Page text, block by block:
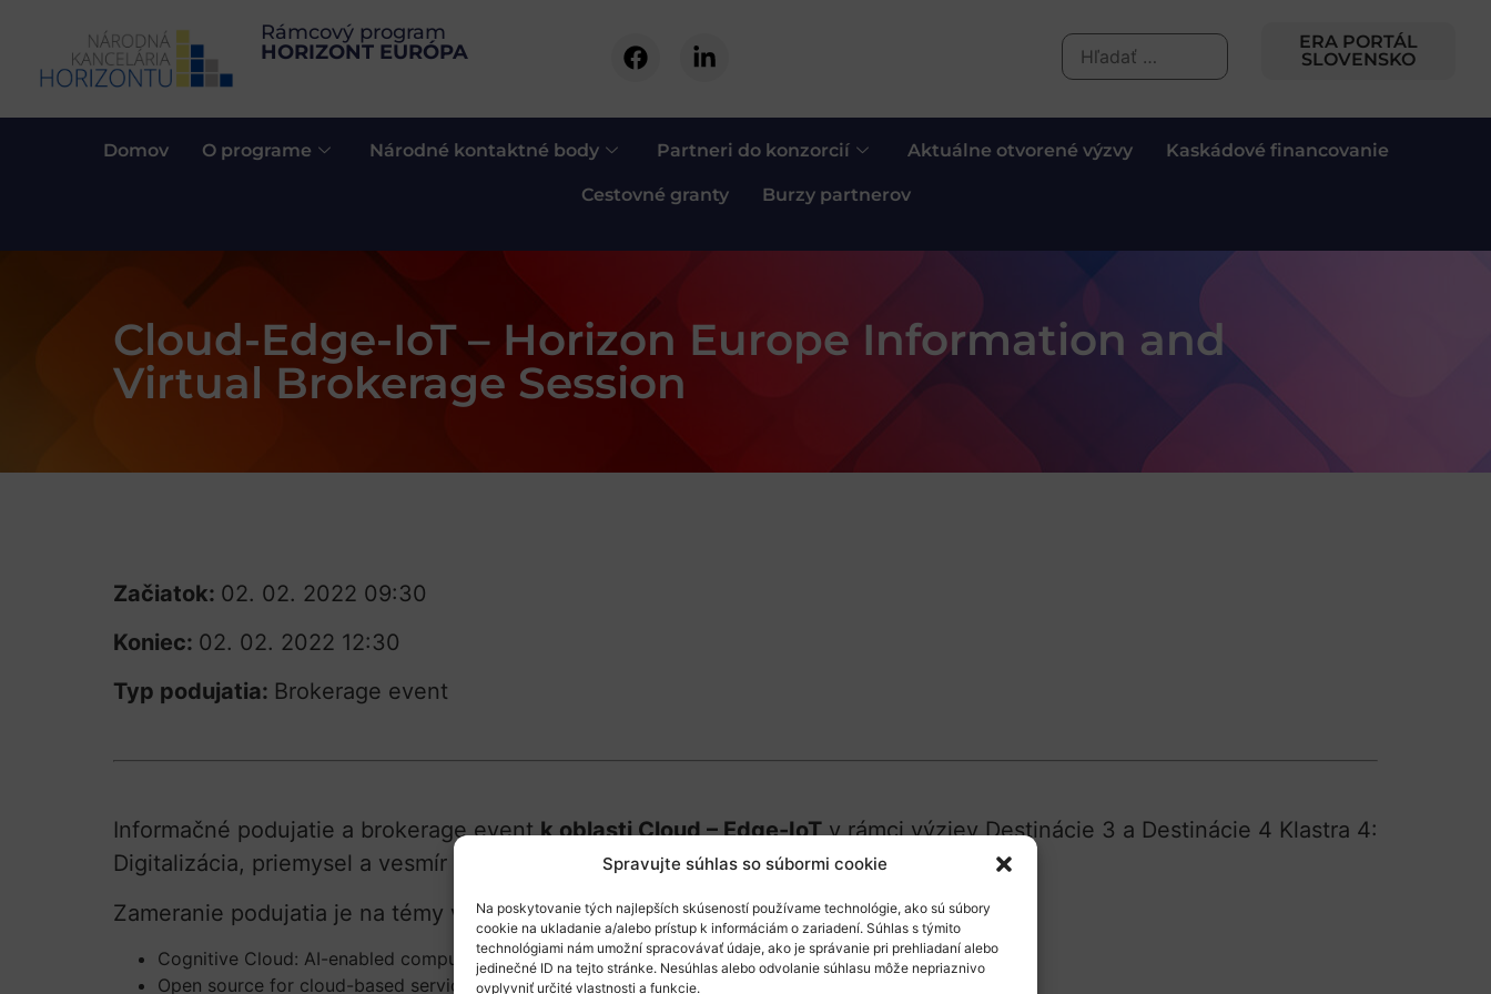
Spravujte súhlas so súbormi cookie
Na poskytovanie tých najlepších skúseností používame technológie, ako sú súbory
cookie na ukladanie a/alebo prístup k informáciám o zariadení. Súhlas s týmito
technológiami nám umožní spracovávať údaje, ako je správanie pri prehliadaní alebo
jedinečné ID na tejto stránke. Nesúhlas alebo odvolanie súhlasu môže nepriaznivo
ovplyvniť určité vlastnosti a funkcie.
Rámcový program
HORIZONT EURÓPA
ERA PORTÁL
SLOVENSKO
Domov O programe Národné kontaktné body Partneri do konzorcií Aktuálne otvorené výzvy Kaskádové financovanie
Cestovné granty Burzy partnerov
Cloud-Edge-IoT – Horizon Europe Information and
Virtual Brokerage Session
Začiatok: 02. 02. 2022 09:30
Koniec: 02. 02. 2022 12:30
Typ podujatia: Brokerage event
Informačné podujatie a brokerage eventk oblasti Cloud – Edge-IoTv rámci výziev Destinácie 3 a Destinácie 4 Klastra 4:
Digitalizácia, priemysel a vesmír sa bude konať online dňa02.02.2022.
Zameranie podujatia je na témy výzvy:
Cognitive Cloud: AI-enabled computing continuum from Cloud to Edge (RIA),
Open source for cloud-based services (RIA),